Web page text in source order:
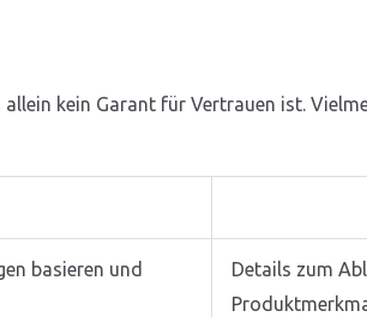
kein Garant für Vertrauen ist.
basieren und
Details zum